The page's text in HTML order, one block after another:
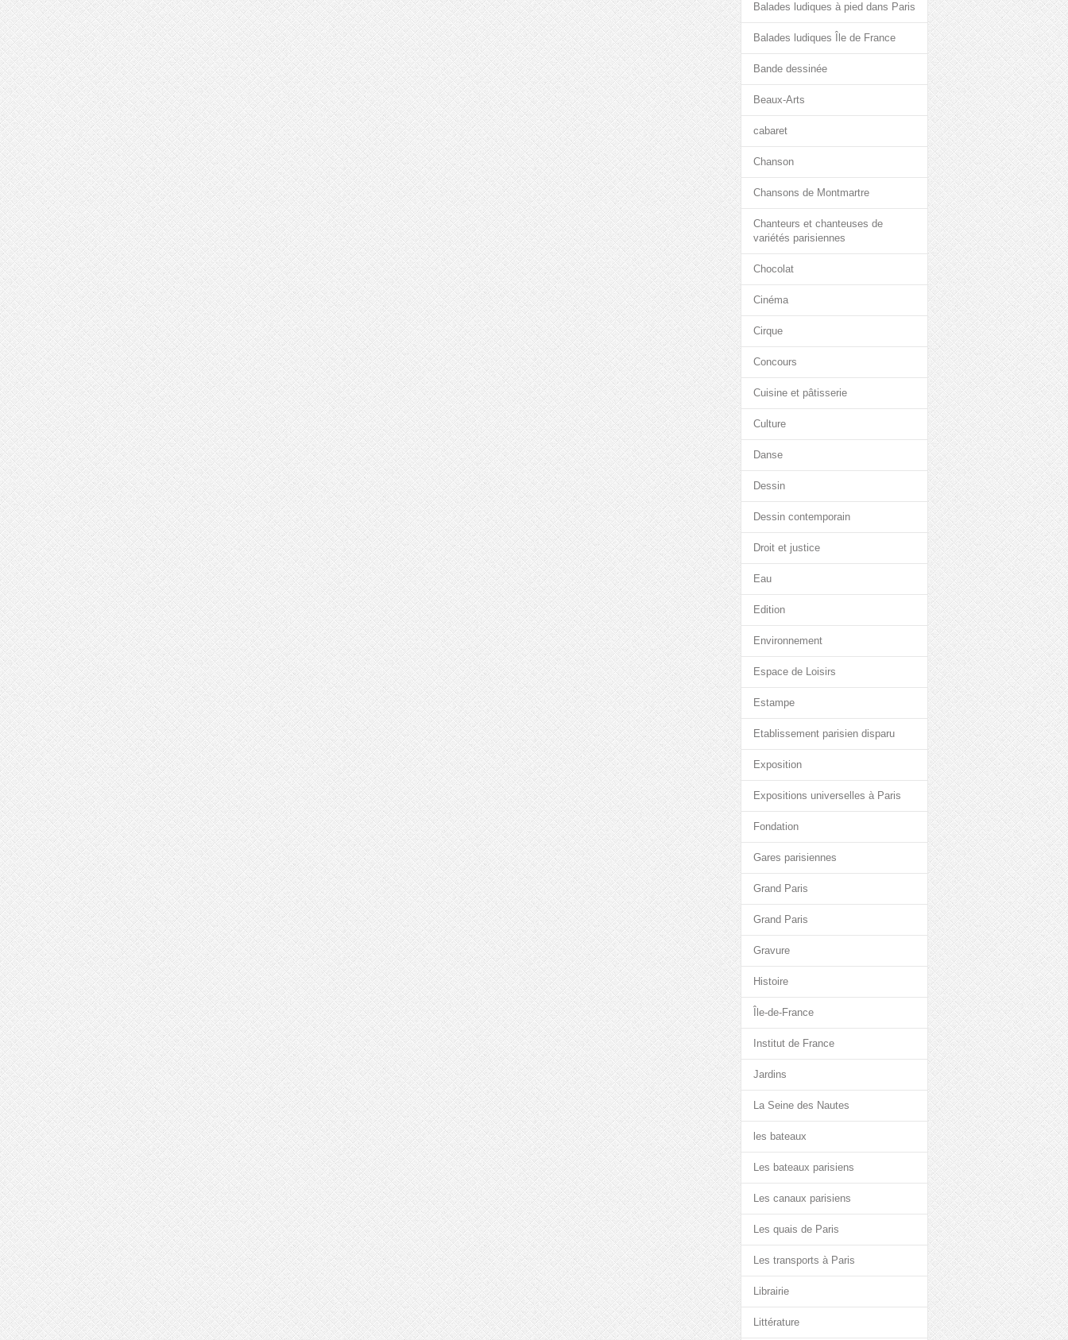
Balades ludiques à pied dans Paris
Balades ludiques Île de France
Bande dessinée
Beaux-Arts
cabaret
Chanson
Chansons de Montmartre
Chanteurs et chanteuses de
variétés parisiennes
Chocolat
Cinéma
Cirque
Concours
Cuisine et pâtisserie
Culture
Danse
Dessin
Dessin contemporain
Droit et justice
Eau
Edition
Environnement
Espace de Loisirs
Estampe
Etablissement parisien disparu
Exposition
Expositions universelles à Paris
Fondation
Gares parisiennes
Grand Paris
Grand Paris
Gravure
Histoire
Île-de-France
Institut de France
Jardins
La Seine des Nautes
les bateaux
Les bateaux parisiens
Les canaux parisiens
Les quais de Paris
Les transports à Paris
Librairie
Littérature